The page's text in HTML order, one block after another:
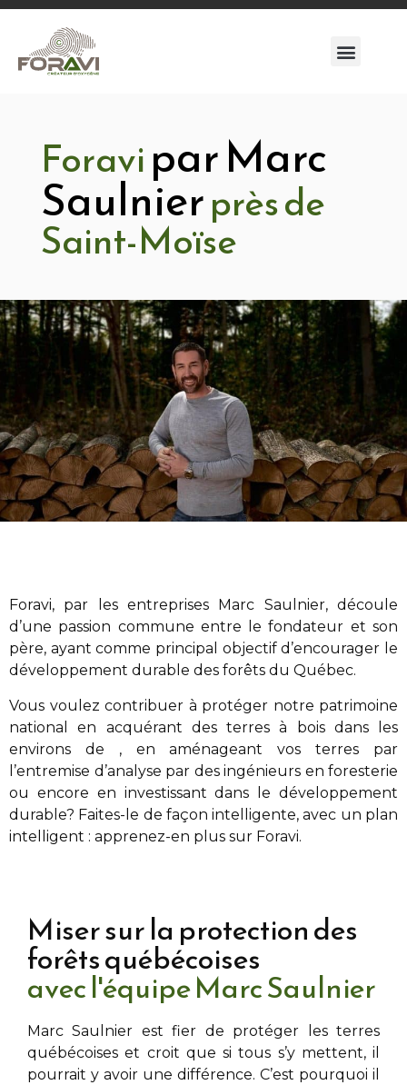
Foravipar Marc
Saulnierprès de
Saint-Moïse
Foravi, par les entreprises Marc Saulnier, découle
d’une passion commune entre le fondateur et son
père, ayant comme principal objectif d’encourager le
développement durable des forêts du Québec.
Vous voulez contribuer à protéger notre patrimoine
national en acquérant des terres à bois dans les
environs de , en aménageant vos terres par
l’entremise d’analyse par des ingénieurs en foresterie
ou encore en investissant dans le développement
durable? Faites-le de façon intelligente, avec un plan
intelligent : apprenez-en plus sur Foravi.
Miser sur la protection des
forêts québécoises
avec l'équipe Marc Saulnier
Marc Saulnier est fier de protéger les terres
québécoises et croit que si tous s’y mettent, il
pourrait y avoir une différence. C’est pourquoi il